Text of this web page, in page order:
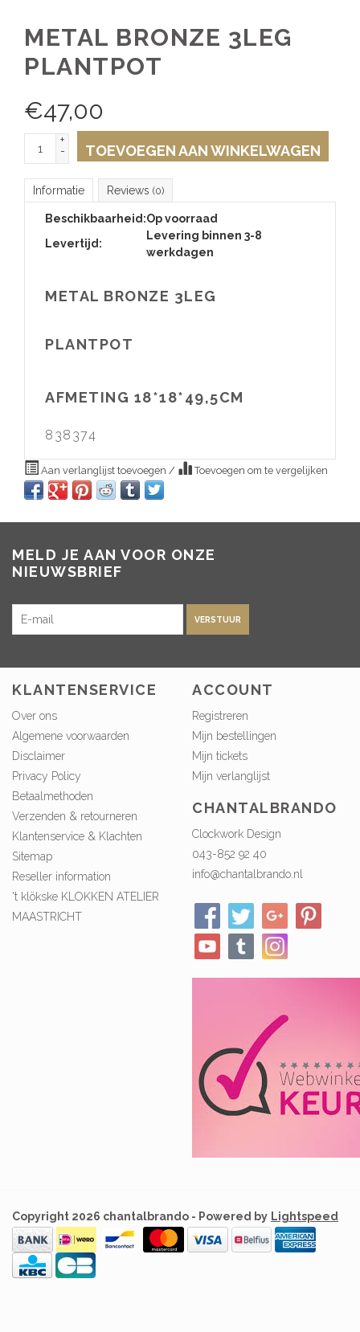
METAL BRONZE 3LEG
PLANTPOT
€47,00
+
-
TOEVOEGEN AAN WINKELWAGEN
Informatie Reviews (0)
Beschikbaarheid:Op voorraad
Levertijd:
Levering binnen 3-8
werkdagen
METAL BRONZE 3LEG
PLANTPOT
AFMETING 18*18*49,5CM
838374
Aan verlanglijst toevoegen / Toevoegen om te vergelijken
MELD JE AAN VOOR ONZE
NIEUWSBRIEF
VERSTUUR
KLANTENSERVICE
Over ons
Algemene voorwaarden
Disclaimer
Privacy Policy
Betaalmethoden
Verzenden & retourneren
Klantenservice & Klachten
Sitemap
Reseller information
't klökske KLOKKEN ATELIER
MAASTRICHT
ACCOUNT
Registreren
Mijn bestellingen
Mijn tickets
Mijn verlanglijst
CHANTALBRANDO
Clockwork Design
043-852 92 40
info@chantalbrando.nl
Copyright 2026 chantalbrando - Powered by Lightspeed